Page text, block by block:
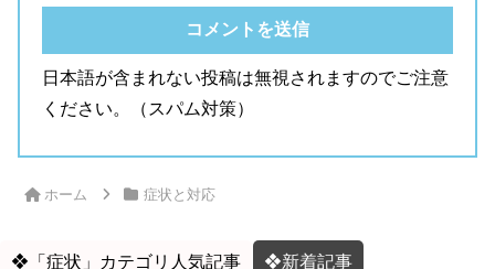
日本語が含まれない投稿は無視されますのでご注意
ください。（スパム対策）
ホーム 症状と対応
❖「症状」カテゴリ人気記事 ❖新着記事